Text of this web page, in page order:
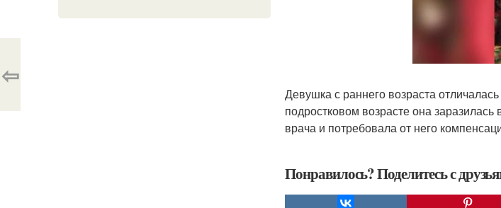
Девушка с раннего возраста
подростковом возрасте она
врача и потребовала от него
Понравилось? Поделитесь с
⇦